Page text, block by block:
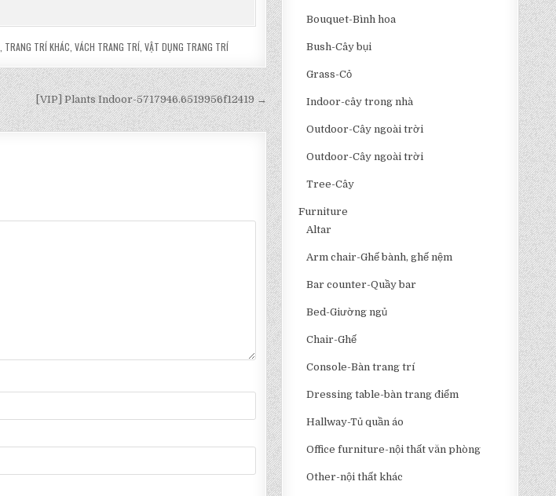
TRANG TRÍ KHÁC VÁCH TRANG TRÍ, VẬT DỤNG TRANG TRÍ
[VIP] Plants Indoor-5717946.6519956f12419 →
Bouquet-Bình hoa
Bush-Cây bụi
Grass-Cỏ
Indoor-cây trong nhà
Outdoor-Cây ngoài trời
Outdoor-Cây ngoài trời
Tree-Cây
Furniture
Altar
Arm chair-Ghế bành, ghế nệm
Bar counter-Quầy bar
Bed-Giường ngủ
Chair-Ghế
Console-Bàn trang trí
Dressing table-bàn trang điểm
Hallway-Tủ quần áo
Office furniture-nội thất văn phòng
Other-nội thất khác